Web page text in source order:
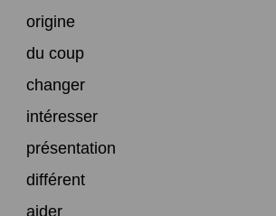
origine
du coup
changer
intéresser
présentation
différent
aider